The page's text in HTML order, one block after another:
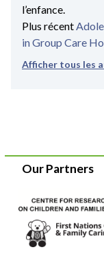
l’enfance.
Plus récent
in Group Care
Afficher tous les
Our Partners